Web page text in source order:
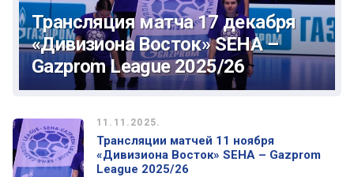
Трансляция матча 17 декабря
«Дивизиона Восток» SEHA –
Gazprom League 2025/26
11.11.2025.
Трансляции матчей 11 ноября
«Дивизиона Восток» SEHA – Gazprom
League 2025/26